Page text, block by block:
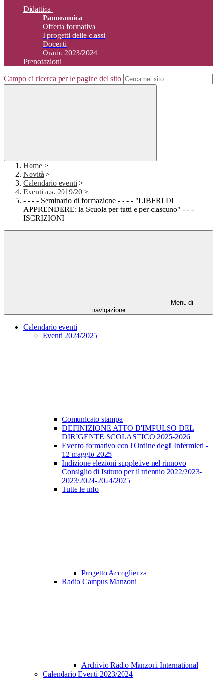
Didattica
Panoramica
Offerta formativa
I progetti delle classi
Docenti
Orario 2023/2024
Prenotazioni
Campo di ricerca per le pagine del sito
Home >
Novità >
Calendario eventi >
Eventi a.s. 2019/20 >
- - - - Seminario di formazione - - - - "LIBERI DI
APPRENDERE: la Scuola per tutti e per ciascuno" - - -
ISCRIZIONI
Menu di
navigazione
Calendario eventi
Eventi 2024/2025
Comunicato stampa
DEFINIZIONE ATTO D'IMPULSO DEL
DIRIGENTE SCOLASTICO 2025-2026
Evento formativo con l'Ordine degli Infermieri -
12 maggio 2025
Indizione elezioni suppletive nel rinnovo
Consiglio di Istituto per il triennio 2022/2023-
2023/2024-2024/2025
Tutte le info
Progetto Accoglienza
Radio Campus Manzoni
Archivio Radio Manzoni International
Calendario Eventi 2023/2024